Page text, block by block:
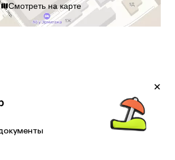
Смотреть на карте